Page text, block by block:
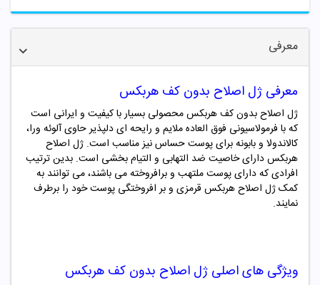
معرفی
معرفی ژل اصلاح بدون کف هربکس
ژل اصلاح بدون کف هربکس محصولی بسیار با کیفیت و ایرانی است
که با فرمولاسیونی فوق العاده ملایم و رایحه ای دلپذیر حاوی آلوئه ورا،
کالاندولا و بابونه برای پوست حساس نیز مناسب است. ژل اصلاح
هربکس دارای خاصیت ضد التهابی و التیام بخشی است. بدین ترتیب
افرادی که دارای پوست ملتهب و برافروخته می باشند، می توانند به
کمک ژل اصلاح هربکس قرمزی و بر افروختگی پوست خود را برطرف
نمایند.
ویژگی های اصلی ژل اصلاح بدون کف هربکس